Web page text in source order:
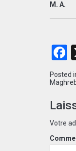
M. A.
Posted
Votre